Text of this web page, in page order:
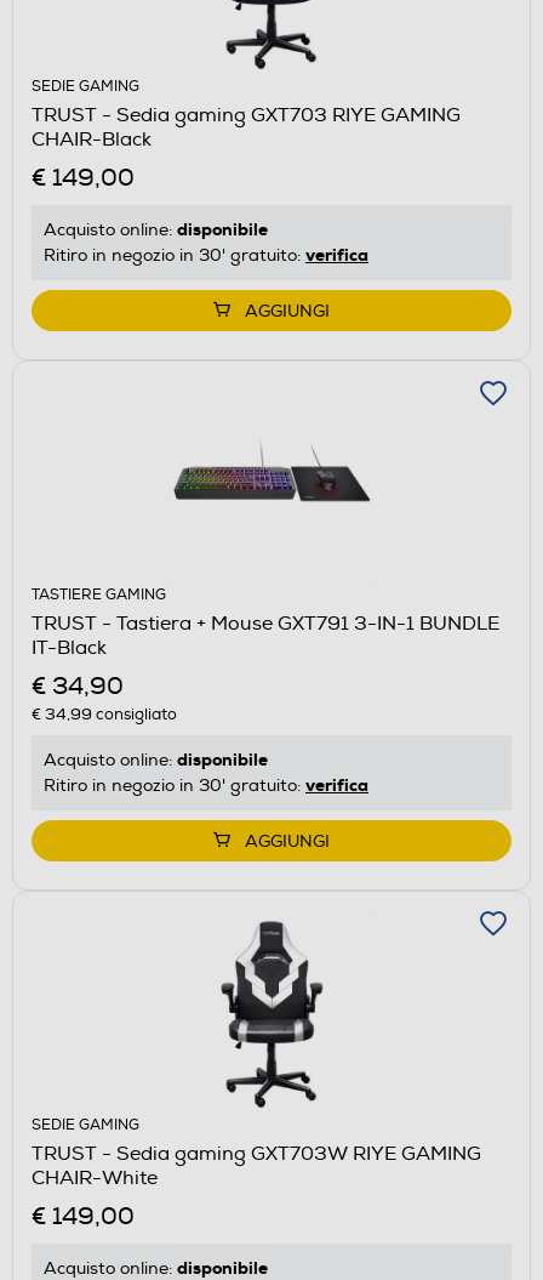
SEDIE GAMING
TRUST - Sedia gaming GXT703 RIYE GAMING
CHAIR-Black
€ 149,00
Acquisto online: disponibile
Ritiro in negozio in 30' gratuito: verifica
AGGIUNGI
TASTIERE GAMING
TRUST - Tastiera + Mouse GXT791 3-IN-1 BUNDLE
IT-Black
€ 34,90
€ 34,99 consigliato
Acquisto online: disponibile
Ritiro in negozio in 30' gratuito: verifica
AGGIUNGI
SEDIE GAMING
TRUST - Sedia gaming GXT703W RIYE GAMING
CHAIR-White
€ 149,00
Acquisto online: disponibile